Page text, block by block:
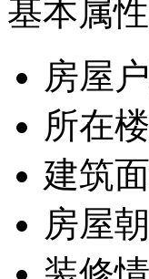
基本属性
房屋
所在
建筑
房屋